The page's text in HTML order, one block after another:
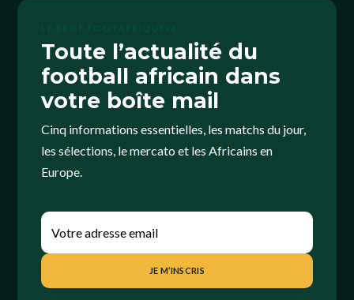
Toute l’actualité du
football africain dans
votre boîte mail
Cinq informations essentielles, les matchs du jour,
les sélections, le mercato et les Africains en
Europe.
JE M’INSCRIS